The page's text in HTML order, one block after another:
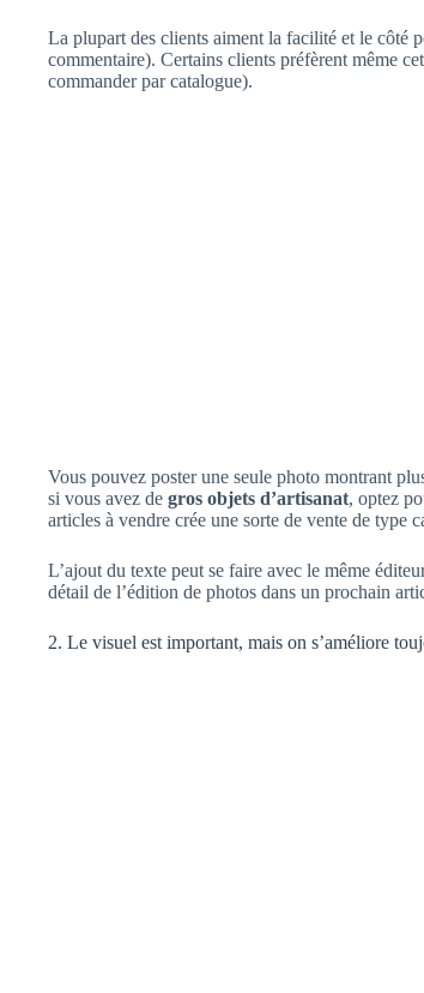
La plupart des clients aiment la facilité et le côté
commentaire). Certains clients préfèrent même
commander par catalogue).
Vous pouvez poster une seule photo montrant
si vous avez de gros objets d’artisanat, optez
articles à vendre crée une sorte de vente de type
L’ajout du texte peut se faire avec le même
détail de l’édition de photos dans un prochain
2. Le visuel est important, mais on s’améliore